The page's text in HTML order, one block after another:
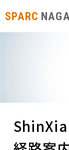
SPARC